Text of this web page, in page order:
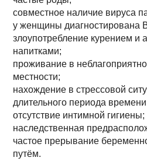
совместное наличие вируса
у женщины диагностирована
злоупотребление курением и
напитками;
проживание в
местности;
нахождение в стрессовой
длительного периода
отсутствие интимной гигиены;
наследственная
частое прерывание
путём.